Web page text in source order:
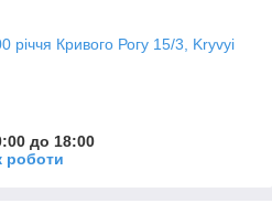
річчя Кривого Рогу 15/3, Kryvyi
до 18:00
роботи